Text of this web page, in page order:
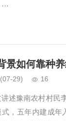
…
景如何靠种
(07-29) 16
述豫南农村村民
式，五年内建成年